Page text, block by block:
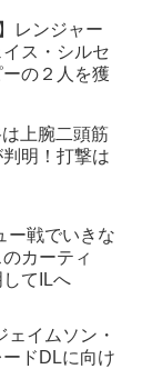
レンジャー
ス・シルセ
の２人を獲
は上腕二頭筋
明！打撃は
ー戦でいきな
カーティ
てILへ
ェイムソン・
ドDLに向け